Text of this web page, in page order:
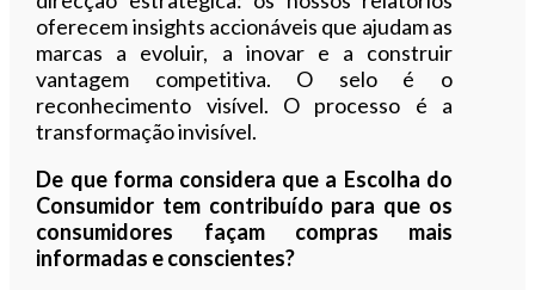
oferecem insights accionáveis que ajudam as
marcas a evoluir, a inovar e a construir
vantagem competitiva. O selo é o
reconhecimento visível. O processo é a
transformação invisível.
De que forma considera que a Escolha do
Consumidor tem contribuído para que os
consumidores façam compras mais
informadas e conscientes?